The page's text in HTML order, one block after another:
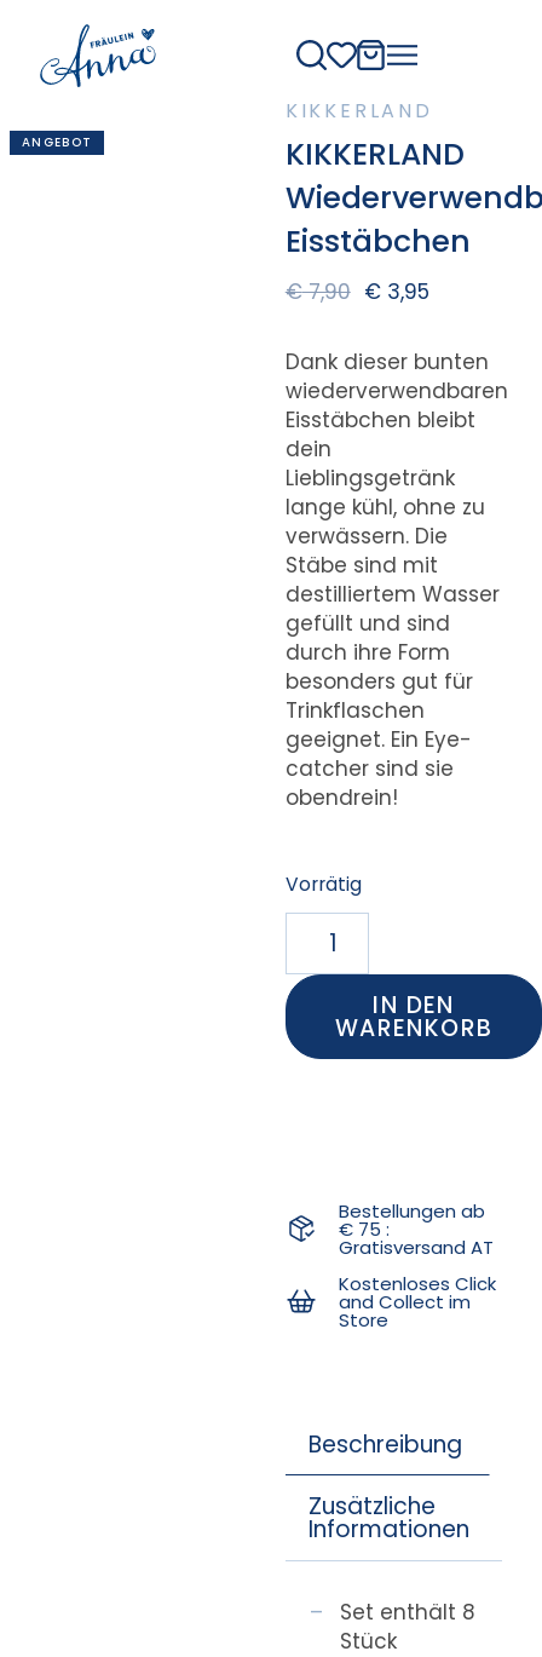
ANGEBOT
KIKKERLAND
KIKKERLAND
Eisstäbchen
€7,90 €3,95
Dank dieser bunten
wiederverwendbaren
Eisstäbchen bleibt
dein
Lieblingsgetränk
lange kühl, ohne zu
verwässern. Die
Stäbe sind mit
destilliertem Wasser
gefüllt und sind
durch ihre Form
besonders gut für
Trinkflaschen
geeignet. Ein Eye-
catcher sind sie
obendrein!
Vorrätig
IN DEN
WARENKORB
Bestellungen ab
€ 75 :
Gratisversand AT
Kostenloses Click
and Collect im
Store
Beschreibung
Zusätzliche
Informationen
Set enthält 8
Stück